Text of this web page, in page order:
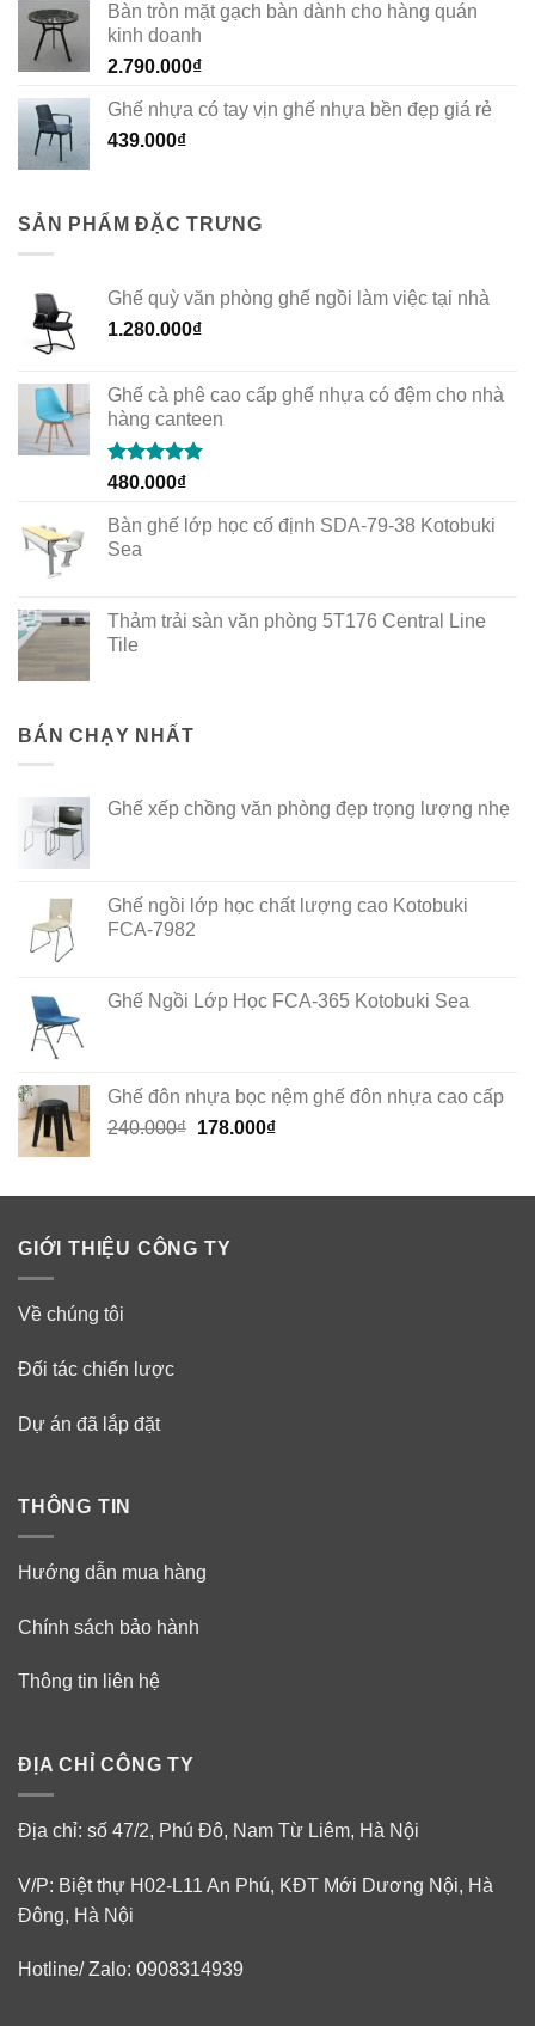
Bàn tròn mặt gạch bàn dành cho hàng quán
kinh doanh
2.790.000₫
Ghế nhựa có tay vịn ghế nhựa bền đẹp giá rẻ
439.000₫
SẢN PHẨM ĐẶC TRƯNG
Ghế quỳ văn phòng ghế ngồi làm việc tại nhà
1.280.000₫
Ghế cà phê cao cấp ghế nhựa có đệm cho nhà
hàng canteen
Rated5.00
480.000₫
Bàn ghế lớp học cố định SDA-79-38 Kotobuki
Sea
Thảm trải sàn văn phòng 5T176 Central Line
Tile
BÁN CHẠY NHẤT
Ghế xếp chồng văn phòng đẹp trọng lượng nhẹ
Ghế ngồi lớp học chất lượng cao Kotobuki
FCA-7982
Ghế Ngồi Lớp Học FCA-365 Kotobuki Sea
Ghế đôn nhựa bọc nệm ghế đôn nhựa cao cấp
240.000₫ Original
240.000₫.
178.000₫Current
178.000₫.
GIỚI THIỆU CÔNG TY
Về chúng tôi
Đối tác chiến lược
Dự án đã lắp đặt
THÔNG TIN
Hướng dẫn mua hàng
Chính sách bảo hành
Thông tin liên hệ
ĐỊA CHỈ CÔNG TY
Địa chỉ: số 47/2, Phú Đô, Nam Từ Liêm, Hà Nội
V/P: Biệt thự H02-L11 An Phú, KĐT Mới Dương Nội, Hà
Đông, Hà Nội
Hotline/ Zalo: 0908314939